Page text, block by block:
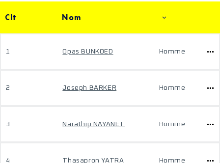
Clt Nom
1 Opas BUNKOED Homme
2 Joseph BARKER Homme
3 Narathip NAYANET Homme
4 Thasapron YATRA Homme